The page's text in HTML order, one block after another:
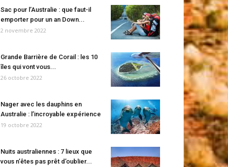
Sac pour l’Australie : que faut-il
emporter pour un an Down...
2 novembre 2022
Grande Barrière de Corail : les 10
îles qui vont vous...
26 octobre 2022
Nager avec les dauphins en
Australie : l’incroyable expérience
19 octobre 2022
Nuits australiennes : 7 lieux que
vous n’êtes pas prêt d’oublier...